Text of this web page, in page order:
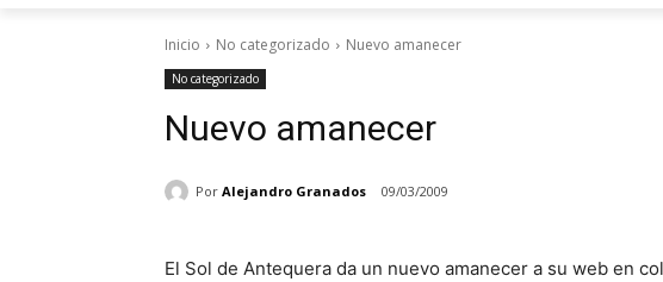
Inicio No categorizado Nuevo amanecer
No categorizado
Nuevo amanecer
Por Alejandro Granados 09/03/2009
El Sol de Antequera da un nuevo amanecer a su web en